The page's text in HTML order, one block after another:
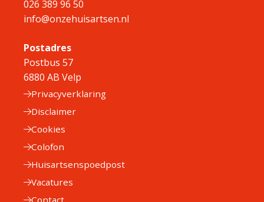
026 389 96 50
info@onzehuisartsen.nl
Postadres
Postbus 57
6880 AB Velp
Privacyverklaring
Disclaimer
Cookies
Colofon
Huisartsenspoedpost
Vacatures